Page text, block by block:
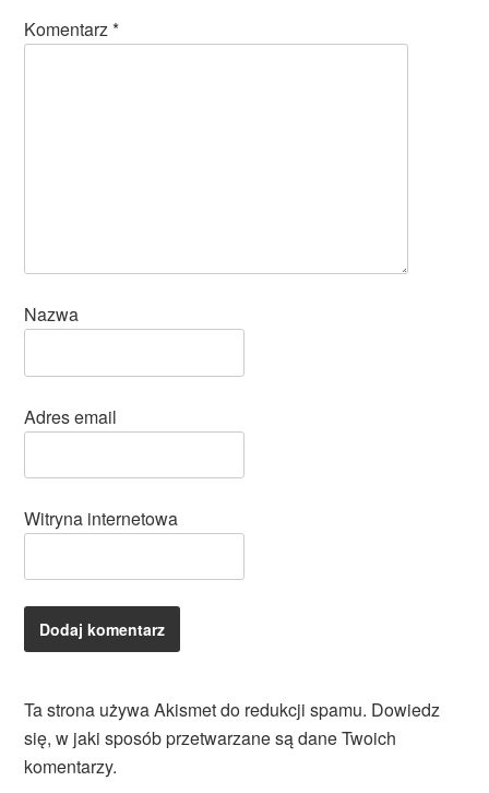
Komentarz*
Nazwa
Adres email
Witryna internetowa
Ta strona używa Akismet do redukcji spamu. Dowiedz
się, w jaki sposób przetwarzane są dane Twoich
komentarzy.